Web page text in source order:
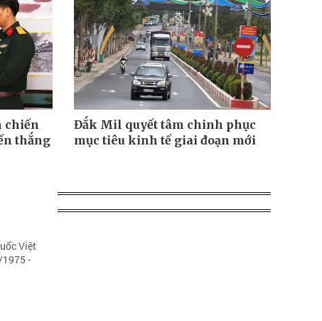
chiến
thắng
Đắk Mil quyết tâm chinh phục
mục tiêu kinh tế giai đoạn mới
Việt
-